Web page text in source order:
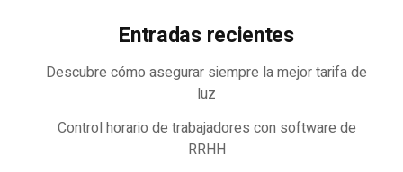
Entradas recientes
Descubre cómo asegurar siempre la mejor tarifa de
luz
Control horario de trabajadores con software de
RRHH